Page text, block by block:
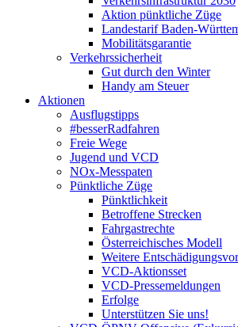
Aktion pünktliche Züge
Landestarif Baden-
Mobilitätsgarantie
Verkehrssicherheit
Gut durch den Winter
Handy am Steuer
Aktionen
Ausflugstipps
#besserRadfahren
Freie Wege
Jugend und VCD
NOx-Messpaten
Pünktliche Züge
Pünktlichkeit
Betroffene Strecken
Fahrgastrechte
Österreichisches Modell
Weitere
VCD-Aktionsset
VCD-Pressemeldungen
Erfolge
Unterstützen Sie uns!